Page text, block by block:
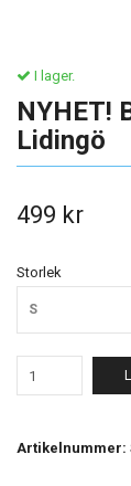
I lager.
NYHET!
Lidingö
499 kr
Storlek
S
Artikelnummer: